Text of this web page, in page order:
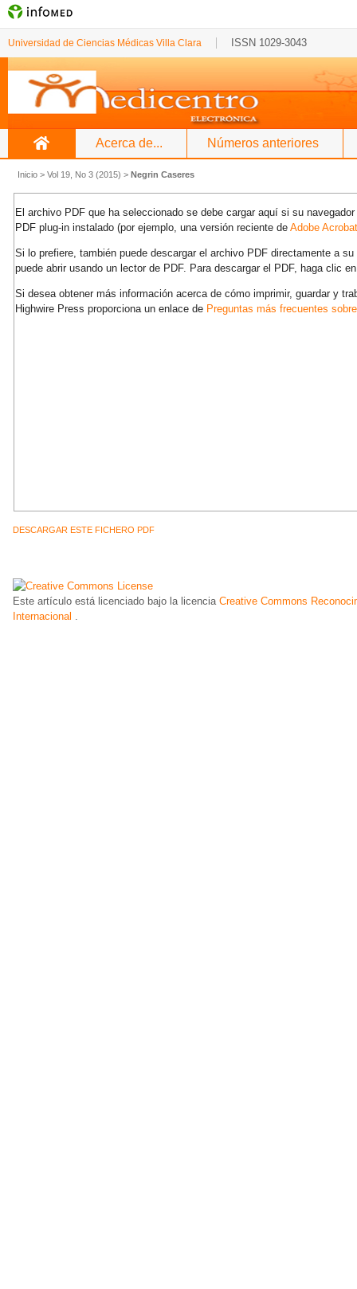
Universidad de Ciencias Médicas Villa Clara ISSN 1029-3043
Acerca de... Números anteriores
Inicio > Vol 19, No 3 (2015) > Negrin Caseres
El archivo PDF que ha seleccionado se debe cargar aquí si su
PDF plug-in instalado (por ejemplo, una versión reciente de Adobe
Si lo prefiere, también puede descargar el archivo PDF directamente a su
puede abrir usando un lector de PDF. Para descargar el PDF, haga clic
Si desea obtener más información acerca de cómo imprimir, guardar y
Highwire Press proporciona un enlace de Preguntas más frecuentes
DESCARGAR ESTE FICHERO PDF
Este artículo está licenciado bajo la licencia Creative Commons
Internacional .